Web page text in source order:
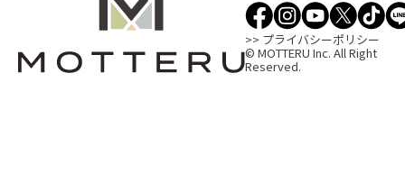
>> プライバシーポリシー
© MOTTERU Inc. All Right
Reserved.